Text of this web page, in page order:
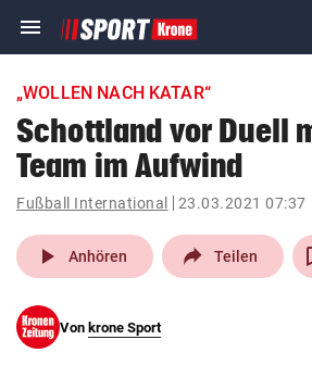
menu Navigation
ein-/ausklappen
account_circle Anmelden
pin_drop
Wien
„WOLLEN NACH KATAR“
Schottland vor Duell
Team im Aufwind
Fußball International 23.03.2021 07:37
play_arrow Anhören Teilen
Von krone Sport